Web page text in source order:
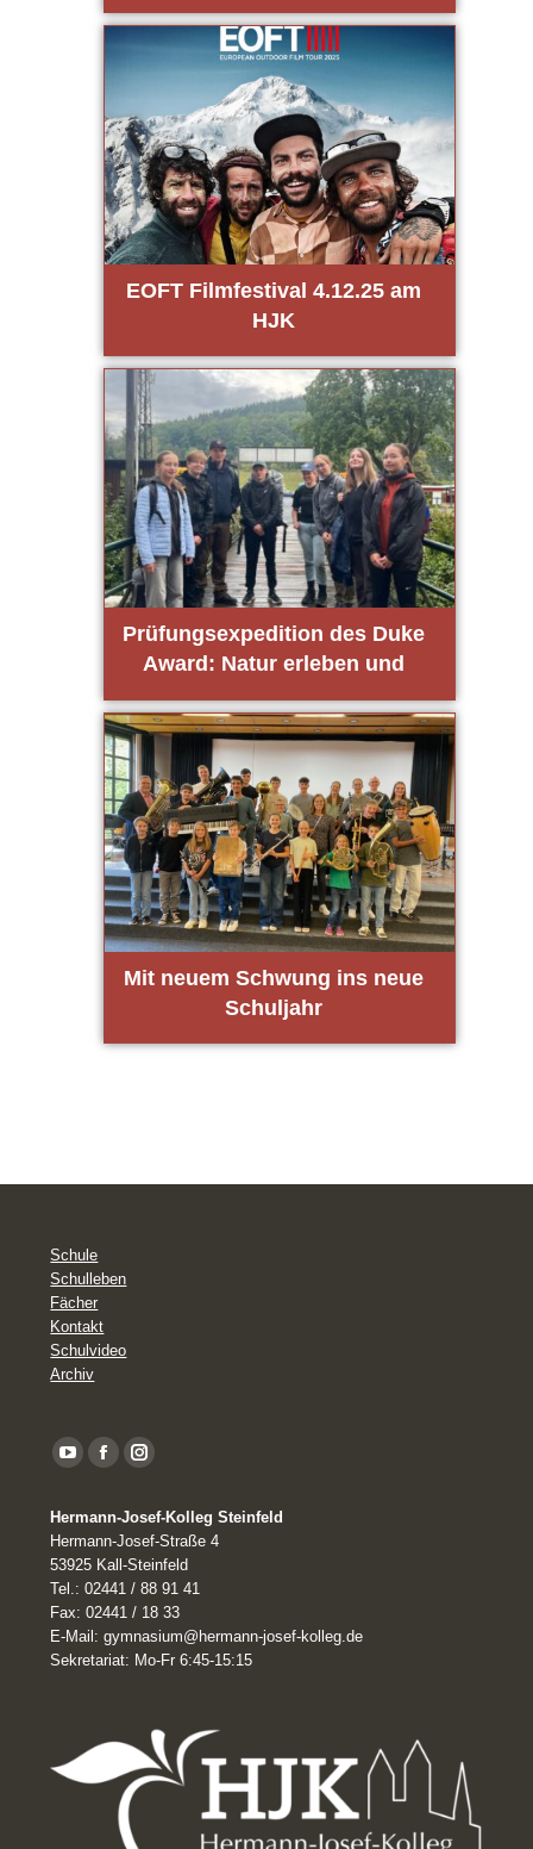
EOFT Film­fes­ti­val 4.12.25 am
HJK
Prü­fungs­expe­di­ti­on des Duke
Award: Natur erle­ben und
Mit neu­em Schwung ins neue
Schul­jahr
Schule
Schulleben
Fächer
Kontakt
Schulvideo
Archiv
YouTube
opens
in
new
window
FacebookInstagram
Hermann-Josef-Kolleg Steinfeld
Hermann-Josef-Straße 4
53925 Kall-Steinfeld
Tel.: 02441 / 88 91 41
Fax: 02441 / 18 33
E-Mail: gymnasium@hermann-josef-kolleg.de
Sekretariat: Mo-Fr 6:45-15:15